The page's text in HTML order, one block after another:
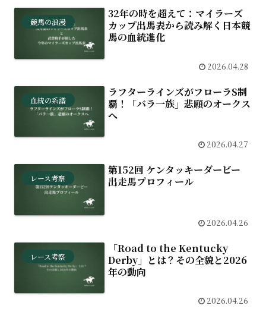
競馬の浪漫
32年の時を超えて：マイラーズ
カップ出馬表から読み解く日本競
馬の血統進化
2026.04.28
血統の系譜
ラフターラインズがフローラS制
覇！「バラ一族」悲願のオークス
へ
2026.04.27
レース考察
第152回 ケンタッキーダービー
出走馬プロフィール
2026.04.26
レース考察
「Road to the Kentucky
Derby」とは？その全貌と2026
年の動向
2026.04.26